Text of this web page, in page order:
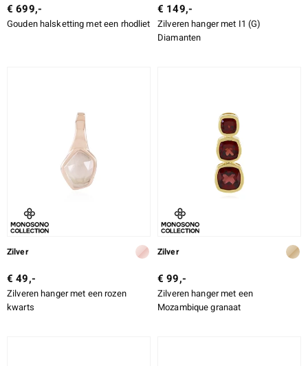
€ 699,-
Gouden halsketting met een rhodliet
€ 149,-
Zilveren hanger met I1 (G)
Diamanten
Zilver
€ 49,-
Zilveren hanger met een rozen
kwarts
Zilver
€ 99,-
Zilveren hanger met een
Mozambique granaat